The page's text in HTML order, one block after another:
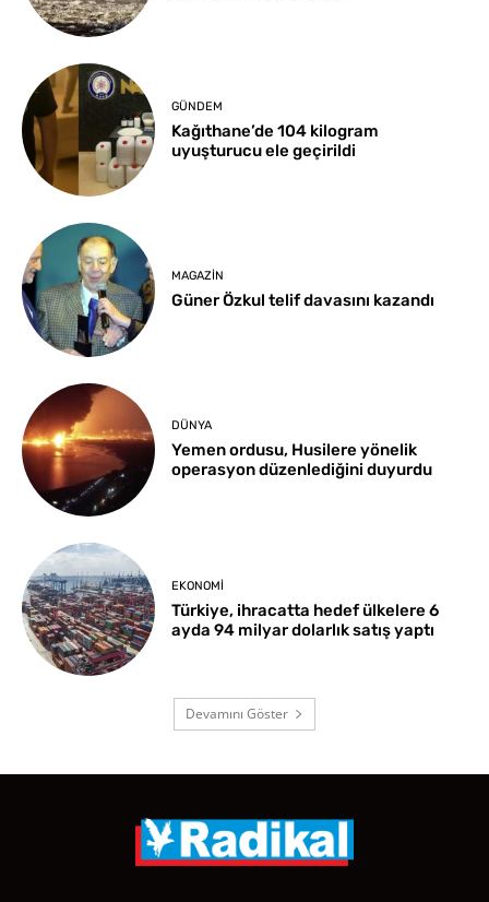
GÜNDEM
Kağıthane’de 104 kilogram
uyuşturucu ele geçirildi
MAGAZIN
Güner Özkul telif davasını kazandı
DÜNYA
Yemen ordusu, Husilere yönelik
operasyon düzenlediğini duyurdu
EKONOMI
Türkiye, ihracatta hedef ülkelere 6
ayda 94 milyar dolarlık satış yaptı
Devamını Göster